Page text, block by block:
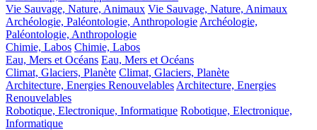
Vie Sauvage, Nature, Animaux Vie Sauvage, Nature, Animaux
Archéologie, Paléontologie, Anthropologie Archéologie,
Paléontologie, Anthropologie
Chimie, Labos Chimie, Labos
Eau, Mers et Océans Eau, Mers et Océans
Climat, Glaciers, Planète Climat, Glaciers, Planète
Architecture, Energies Renouvelables Architecture, Energies
Renouvelables
Robotique, Electronique, Informatique Robotique, Electronique,
Informatique